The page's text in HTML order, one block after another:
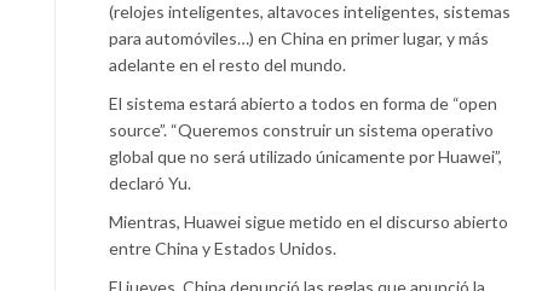
(relojes inteligentes, altavoces inteligentes, sistemas
para automóviles…) en China en primer lugar, y más
adelante en el resto del mundo.
El sistema estará abierto a todos en forma de “open
source”. “Queremos construir un sistema operativo
global que no será utilizado únicamente por Huawei”,
declaró Yu.
Mientras, Huawei sigue metido en el discurso abierto
entre China y Estados Unidos.